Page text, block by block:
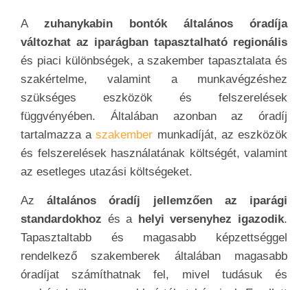
A zuhanykabin bontók általános óradíja
változhat az iparágban tapasztalható regionális
és piaci különbségek, a szakember tapasztalata és
szakértelme, valamint a munkavégzéshez
szükséges eszközök és felszerelések
függvényében. Általában azonban az óradíj
tartalmazza aszakember munkadíját, az eszközök
és felszerelések használatának költségét, valamint
az esetleges utazási költségeket.
Az általános óradíj jellemzően az iparági
standardokhoz és ahelyi versenyhez igazodik.
Tapasztaltabb és magasabb képzettséggel
rendelkező szakemberek általában magasabb
óradíjat számíthatnak fel, mivel tudásuk és